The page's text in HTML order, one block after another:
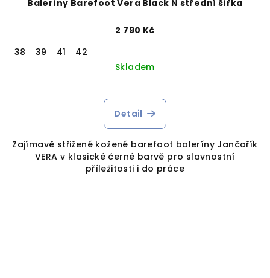
Baleríny Barefoot Vera Black N střední šířka
2 790 Kč
38
39 41
42
Skladem
Detail
Zajímavě střižené kožené barefoot baleríny Jančařík
VERA v klasické černé barvě pro slavnostní
příležitosti i do práce